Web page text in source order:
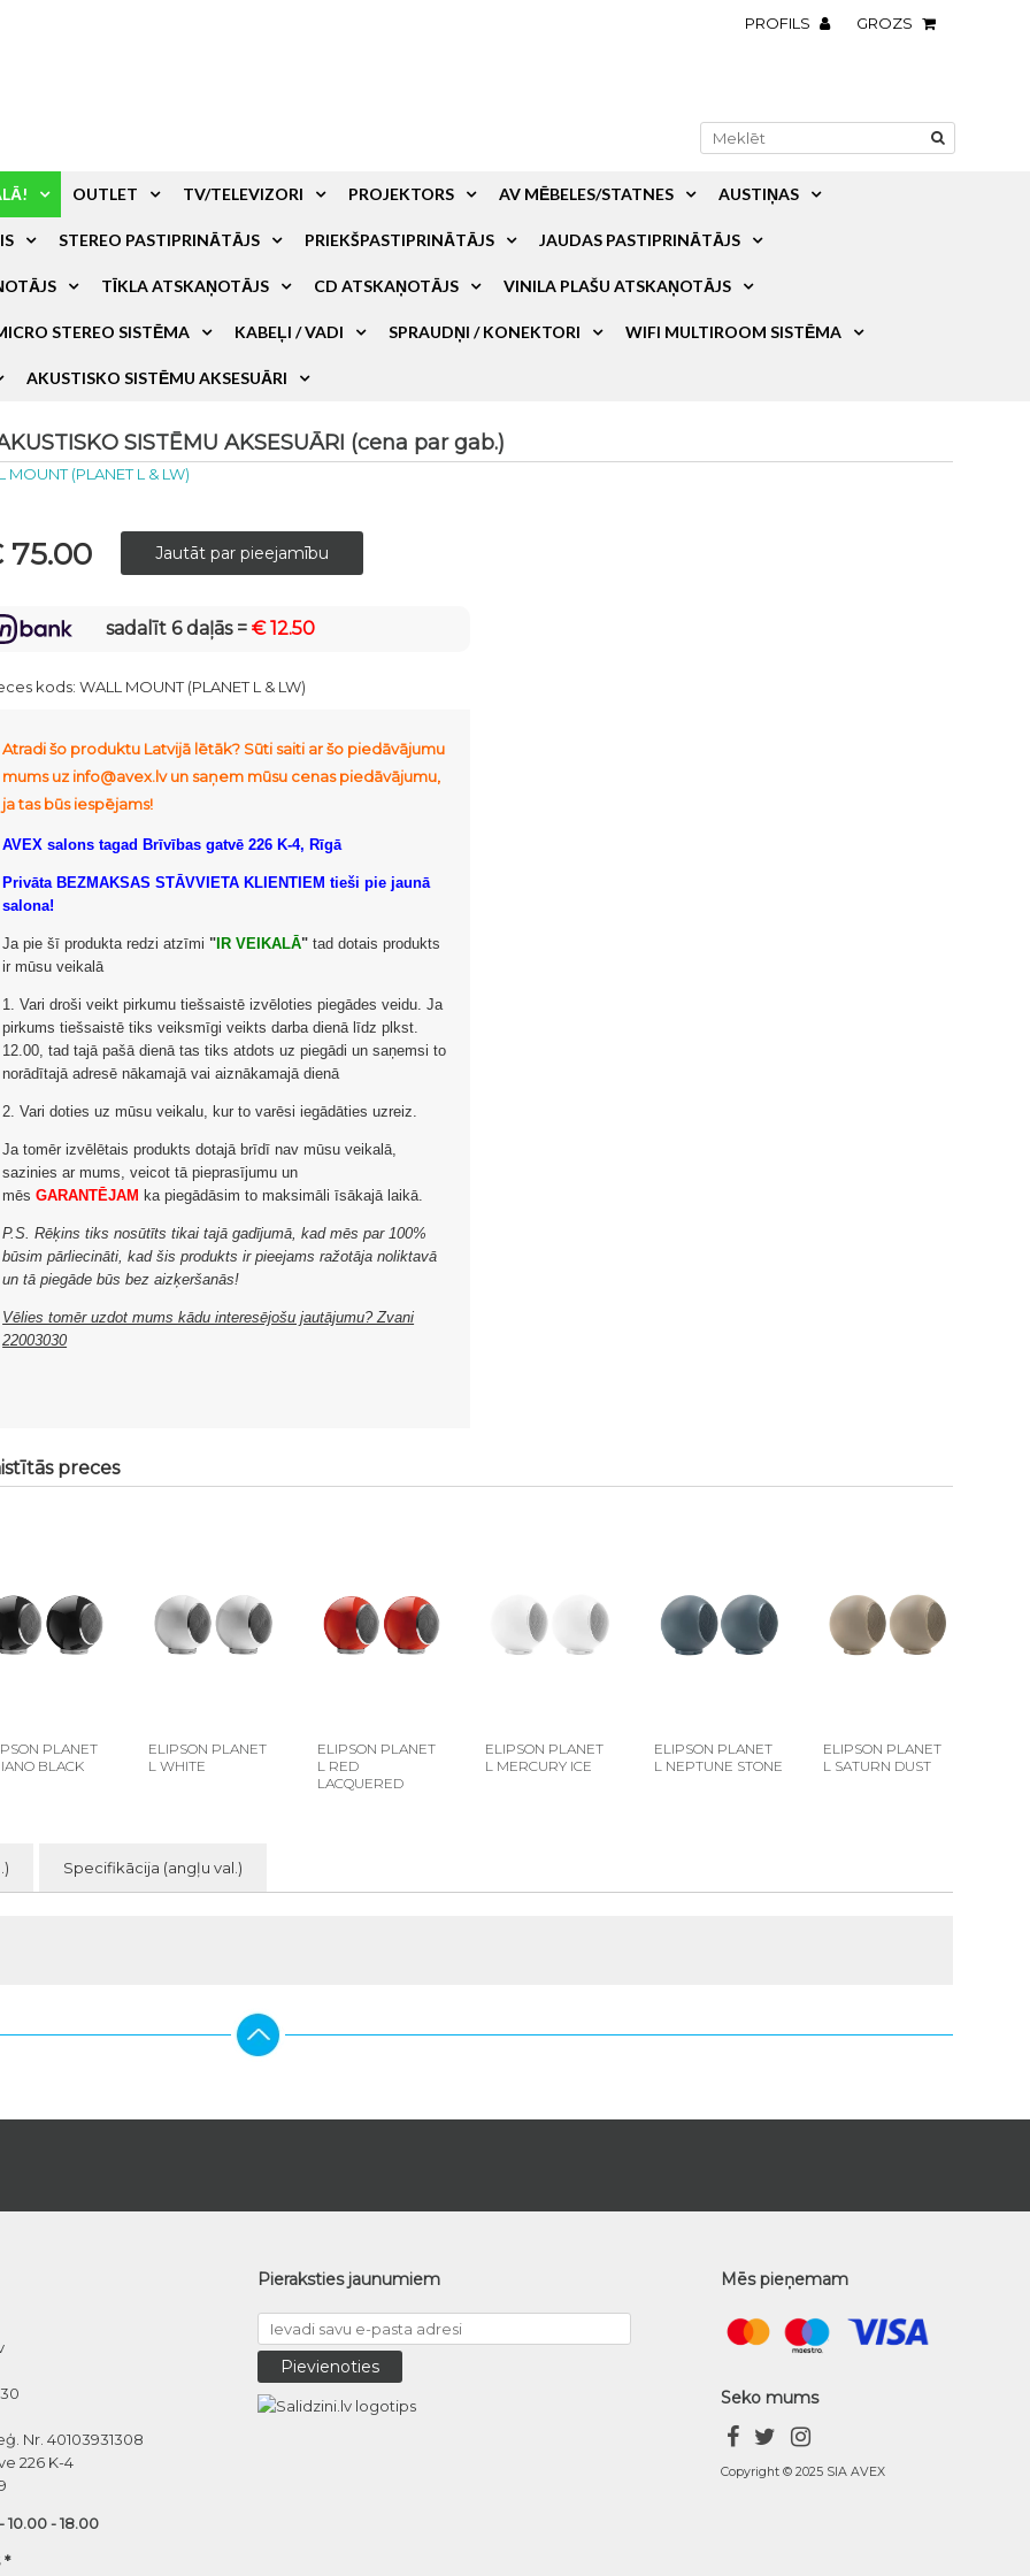
PROFILS GROZS
OUTLET TV/TELEVIZORI PROJEKTORS AV MĒBELES/STATNES AUSTIŅAS
STEREO PASTIPRINĀTĀJS PRIEKŠPASTIPRINĀTĀJS JAUDAS PASTIPRINĀTĀJS
TĪKLA ATSKAŅOTĀJS CD ATSKAŅOTĀJS VINILA PLAŠU ATSKAŅOTĀJS
STEREO SISTĒMA KABEĻI / VADI SPRAUDŅI / KONEKTORI WIFI MULTIROOM SISTĒMA
AKUSTISKO SISTĒMU AKSESUĀRI
SISTĒMU AKSESUĀRI (cena par gab.)
MOUNT (PLANET L & LW)
75.00
sadalīt 6 daļās =€ 12.50
kods:WALL MOUNT (PLANET L & LW)
Atradi šo produktu Latvijā lētāk? Sūti saiti ar šo piedāvājumu
mums uz info@avex.lv un saņem mūsu cenas piedāvājumu,
ja tas būs iespējams!
AVEX salons tagad Brīvības gatvē 226 K-4, Rīgā
Privāta BEZMAKSAS STĀVVIETA KLIENTIEM tieši pie jaunā
salona!
Ja pie šī produkta redzi atzīmi " IR VEIKALĀ" tad dotais produkts
ir mūsu veikalā
1. Vari droši veikt pirkumu tiešsaistē izvēloties piegādes veidu. Ja
pirkums tiešsaistē tiks veiksmīgi veikts darba dienā līdz plkst.
12.00, tad tajā pašā dienā tas tiks atdots uz piegādi un saņemsi to
norādītajā adresē nākamajā vai aiznākamajā dienā
2. Vari doties uz mūsu veikalu, kur to varēsi iegādāties uzreiz.
Ja tomēr izvēlētais produkts dotajā brīdī nav mūsu veikalā,
sazinies ar mums, veicot tā pieprasījumu un
mēsGARANTĒJAM ka piegādāsim to maksimāli īsākajā laikā.
P.S. Rēķins tiks nosūtīts tikai tajā gadījumā, kad mēs par 100%
būsim pārliecināti, kad šis produkts ir pieejams ražotāja noliktavā
un tā piegāde būs bez aizķeršanās!
Vēlies tomēr uzdot mums kādu interesējošu jautājumu? Zvani
22003030
preces
PLANET
BLACK
ELIPSON PLANET
L WHITE
ELIPSON PLANET
L RED
LACQUERED
ELIPSON PLANET
L MERCURY ICE
ELIPSON PLANET
L NEPTUNE STONE
ELIPSON PLANET
L SATURN DUST
Specifikācija (angļu val.)
Nr. 40103931308
226 K-4
10.00 - 18.00
*
Pieraksties jaunumiem Mēs pieņemam
Seko mums
Copyright © 2025 SIA AVEX